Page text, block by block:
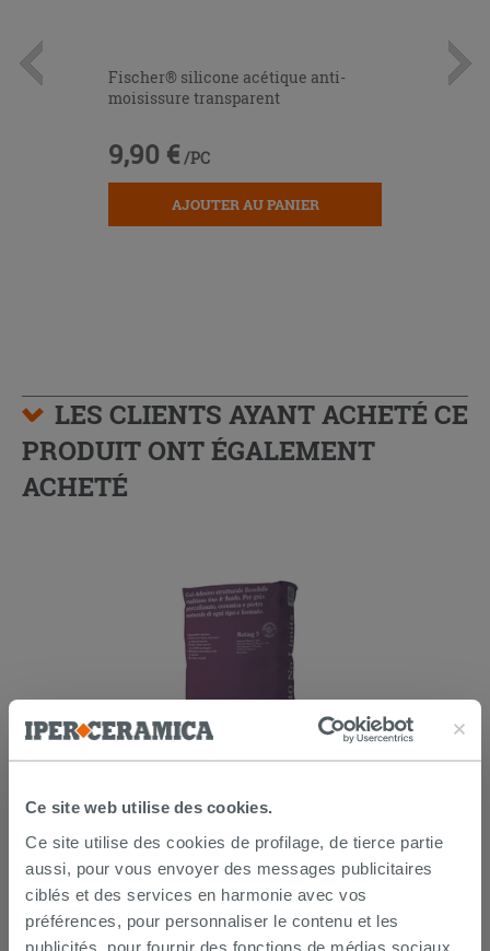
Ce site web utilise des cookies.
Ce site utilise des cookies de profilage, de tierce partie
aussi, pour vous envoyer des messages publicitaires
ciblés et des services en harmonie avec vos
préférences, pour personnaliser le contenu et les
publicités, pour fournir des fonctions de médias sociaux
Fischer® silicone acétique anti-
moisissure transparent
9,90 € /PC
AJOUTER AU PANIER
LES CLIENTS AYANT ACHETÉ CE
PRODUIT ONT ÉGALEMENT
ACHETÉ
colle multifonction
26,99 € /PC
AJOUTER AU PANIER